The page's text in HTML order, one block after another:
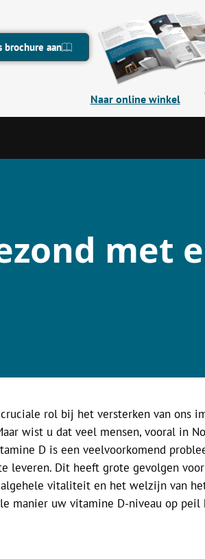
brochure aan
Naar online winkel
met
rol bij het versterken van ons
wist u dat veel mensen, vooral in
D is een veelvoorkomend
leveren. Dit heeft grote gevolgen
vitaliteit en het welzijn van
manier uw vitamine D-niveau op peil